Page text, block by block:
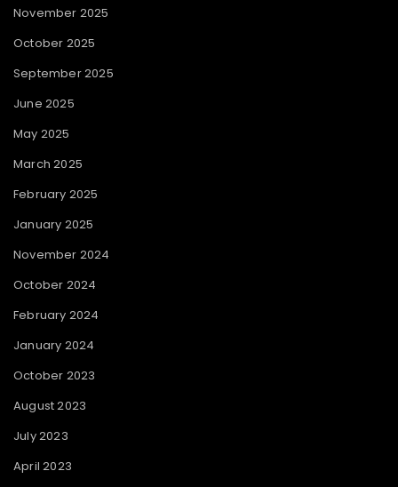
November 2025
October 2025
September 2025
June 2025
May 2025
March 2025
February 2025
January 2025
November 2024
October 2024
February 2024
January 2024
October 2023
August 2023
July 2023
April 2023